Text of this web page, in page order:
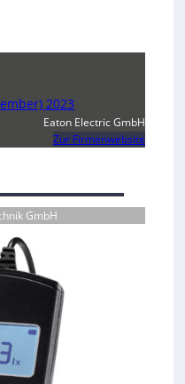
2023
Eaton Electric GmbH
Zur Firmenwebsite
GmbH